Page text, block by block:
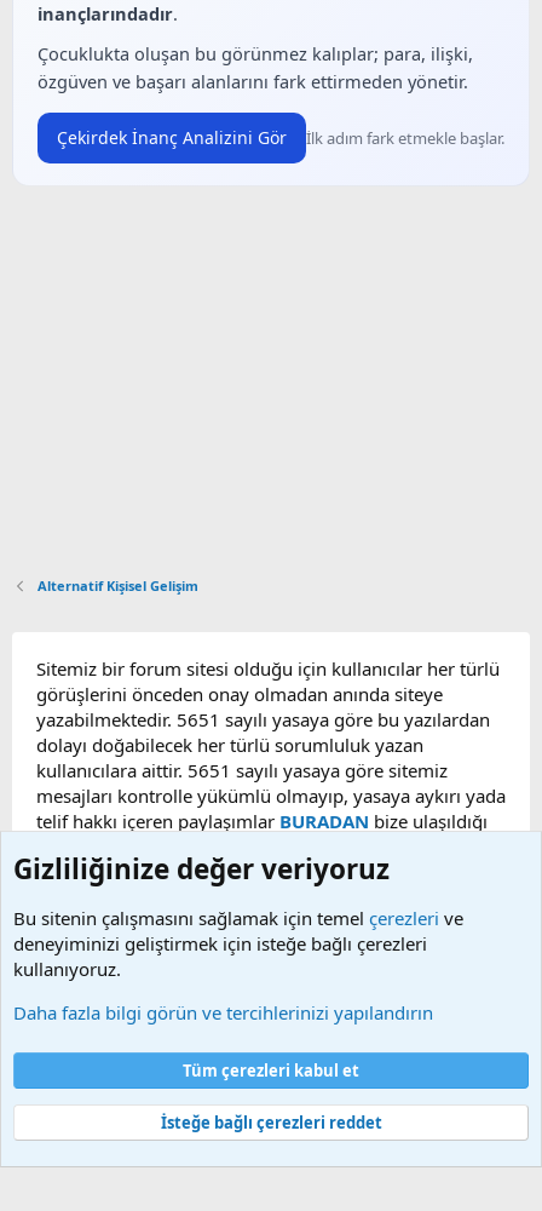
inançlarındadır.
Çocuklukta oluşan bu görünmez kalıplar; para, ilişki,
özgüven ve başarı alanlarını fark ettirmeden yönetir.
Çekirdek İnanç Analizini Gör İlk adım fark etmekle başlar.
Alternatif Kişisel Gelişim
Sitemiz bir forum sitesi olduğu için kullanıcılar her türlü
görüşlerini önceden onay olmadan anında siteye
yazabilmektedir. 5651 sayılı yasaya göre bu yazılardan
dolayı doğabilecek her türlü sorumluluk yazan
kullanıcılara aittir. 5651 sayılı yasaya göre sitemiz
mesajları kontrolle yükümlü olmayıp, yasaya aykırı yada
telif hakkı içeren paylaşımlar BURADAN bize ulaşıldığı
kaldırılacaktır. Sitemizde Bulunan Videolar YouTube,
alınmaktadır. Telif hakları sorumluluğu bu sitelere aittir.
Videoların hiç biri sunucularımızda bulunmamaktadır.
Şartlar ve kurallar Gizlilik politikası
Ana sayfa
Community platform by XenForo® © 2010-2025 XenForo Ltd.
Bu forum XenGenTr © 2014 - 2026 ürünleri ile desteklenmektedir
Gizliliğinize değer veriyoruz
Bu sitenin çalışmasını sağlamak için temel çerezleri ve
deneyiminizi geliştirmek için isteğe bağlı çerezleri
kullanıyoruz.
Daha fazla bilgi görün ve tercihlerinizi yapılandırın
Tüm çerezleri kabul et
İsteğe bağlı çerezleri reddet